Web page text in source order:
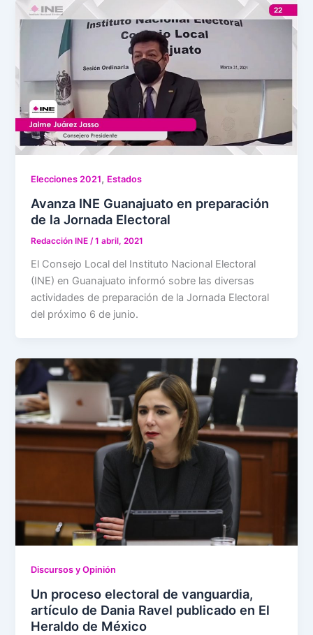
Elecciones 2021, Estados
Avanza INE Guanajuato en preparación
de la Jornada Electoral
Redacción INE/1 abril, 2021
El Consejo Local del Instituto Nacional Electoral
(INE) en Guanajuato informó sobre las diversas
actividades de preparación de la Jornada Electoral
del próximo 6 de junio.
Discursos y Opinión
Un proceso electoral de vanguardia,
artículo de Dania Ravel publicado en El
Heraldo de México